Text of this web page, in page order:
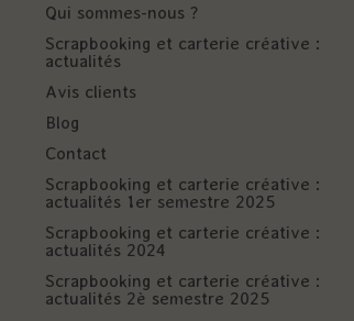
Qui sommes-nous ?
Scrapbooking et carterie créative :
actualités
Avis clients
Blog
Contact
Scrapbooking et carterie créative :
actualités 1er semestre 2025
Scrapbooking et carterie créative :
actualités 2024
Scrapbooking et carterie créative :
actualités 2è semestre 2025